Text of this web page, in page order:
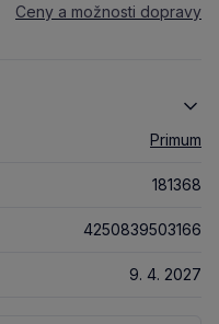
Ceny a možnosti dopravy
Primum
181368
4250839503166
9. 4. 2027